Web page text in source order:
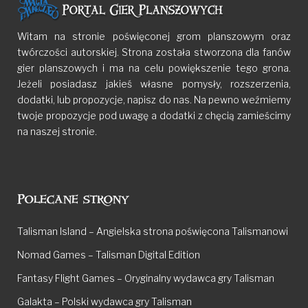
Witam na stronie poświęconej grom planszowym oraz
twórczości autorskiej. Strona została stworzona dla fanów
gier planszowych i ma na celu powiększenie tego grona.
Jeżeli posiadasz jakieś własne pomysły, rozszerzenia,
dodatki, lub propozycje, napisz do nas. Na pewno weźmiemy
twoje propozycje pod uwagę a dodatki z chęcią zamieścimy
na naszej stronie.
Polecane strony
Talisman Island – Angielska strona poświęcona Talismanowi
Nomad Games – Talisman Digital Edition
Fantasy Flight Games – Oryginalny wydawca gry Talisman
Galakta – Polski wydawca gry Talisman